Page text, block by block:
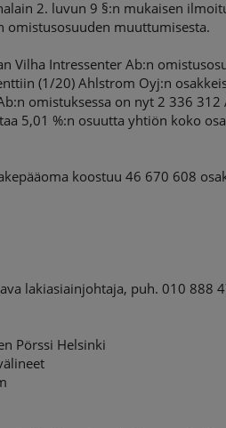
2. luvun 9 §:n mukaisen
omistusosuuden muuttumisesta.
Vilha Intressenter Ab:n
(1/20) Ahlstrom Oyj:n
omistuksessa on nyt 2 336
5,01 %:n osuutta yhtiön koko
koostuu 46 670 608
lakiasiainjohtaja, puh. 010 888
Pörssi Helsinki